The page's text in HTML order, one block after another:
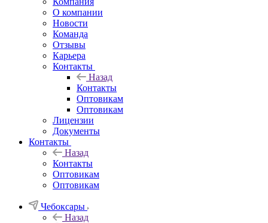
О компании
Новости
Команда
Отзывы
Карьера
Контакты
Назад
Контакты
Оптовикам
Оптовикам
Лицензии
Документы
Контакты
Назад
Контакты
Оптовикам
Оптовикам
Чебоксары
Назад